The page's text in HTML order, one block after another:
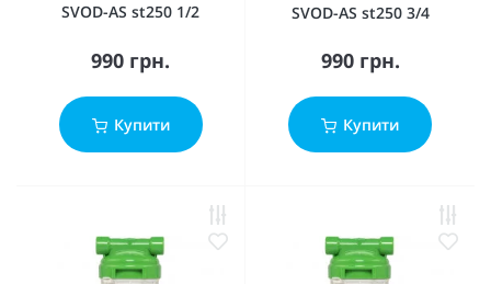
SVOD-AS st250 1/2
990 грн.
Купити
SVOD-AS st250 3/4
990 грн.
Купити